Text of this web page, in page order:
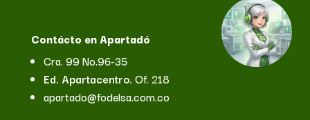
Contácto en Apartadó
Cra. 99 No.96-35
Ed. Apartacentro. Of. 218
apartado@fodelsa.com.co